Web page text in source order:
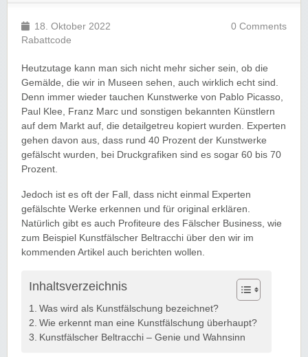
18. Oktober 2022
Rabattcode
0 Comments
Heutzutage kann man sich nicht mehr sicher sein, ob die
Gemälde, die wir in Museen sehen, auch wirklich echt sind.
Denn immer wieder tauchen Kunstwerke von Pablo Picasso,
Paul Klee, Franz Marc und sonstigen bekannten Künstlern
auf dem Markt auf, die detailgetreu kopiert wurden. Experten
gehen davon aus, dass rund 40 Prozent der Kunstwerke
gefälscht wurden, bei Druckgrafiken sind es sogar 60 bis 70
Prozent.
Jedoch ist es oft der Fall, dass nicht einmal Experten
gefälschte Werke erkennen und für original erklären.
Natürlich gibt es auch Profiteure des Fälscher Business, wie
zum Beispiel Kunstfälscher Beltracchi über den wir im
kommenden Artikel auch berichten wollen.
Inhaltsverzeichnis
Was wird als Kunstfälschung bezeichnet?
Wie erkennt man eine Kunstfälschung überhaupt?
Kunstfälscher Beltracchi – Genie und Wahnsinn